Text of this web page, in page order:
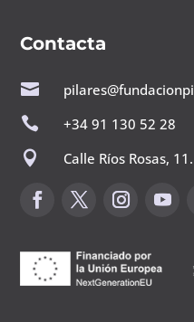
Contacta


+34 91 130 52 28

Calle Ríos Rosas,